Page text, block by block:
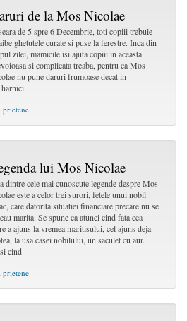
de la Mos Nicolae
de 5 spre 6 Decembrie, toti copiii trebuie
ghetutele curate si puse la ferestre. Inca din
zilei, mamicile isi ajuta copiii in aceasta
si complicata treaba, pentru ca Mos
nu pune daruri frumoase decat in
lui Mos Nicolae
dintre cele mai cunoscute legende despre Mos
este a celor trei surori, fetele unui nobil
care datorita situatiei financiare precare nu se
marita. Se spune ca atunci cind fata cea
a ajuns la vremea maritisului, cel ajuns deja
la usa casei nobilului, un saculet cu aur.
cind